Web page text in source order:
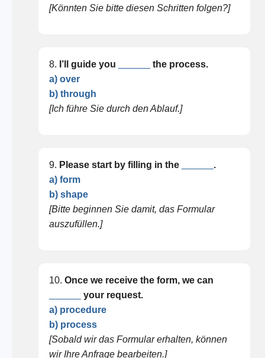
[Könnten Sie bitte diesen Schritten folgen?]
8. I’ll guide you
the process.
a) over
b) through
[Ich führe Sie durch den Ablauf.]
9. Please start by filling in the
.
a) form
b) shape
[Bitte beginnen Sie damit, das Formular
auszufüllen.]
10. Once we receive the form, we can
your request.
a) procedure
b) process
[Sobald wir das Formular erhalten, können
wir Ihre Anfrage bearbeiten.]